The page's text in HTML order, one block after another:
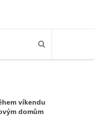
víkendu
domům